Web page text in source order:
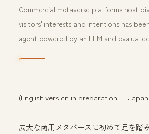
Commercial metaverse platforms host
visitors' interests and intentions has
agent powered by an LLM and
(English version in preparation —
広大な商用メタバースに初めて足を踏